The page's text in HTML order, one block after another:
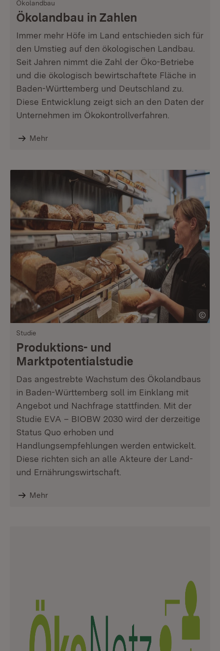
Ökolandbau
Ökolandbau in Zahlen
Immer mehr Höfe im Land entschieden sich für
den Umstieg auf den ökologischen Landbau.
Seit Jahren nimmt die Zahl der Öko-Betriebe
und die ökologisch bewirtschaftete Fläche in
Baden-Württemberg und Deutschland zu.
Diese Entwicklung zeigt sich an den Daten der
Unternehmen im Ökokontrollverfahren.
Mehr
Studie
Produktions- und
Marktpotentialstudie
Das angestrebte Wachstum des Ökolandbaus
in Baden-Württemberg soll im Einklang mit
Angebot und Nachfrage stattfinden. Mit der
Studie EVA – BIOBW 2030 wird der derzeitige
Status Quo erhoben und
Handlungsempfehlungen werden entwickelt.
Diese richten sich an alle Akteure der Land-
und Ernährungswirtschaft.
Mehr